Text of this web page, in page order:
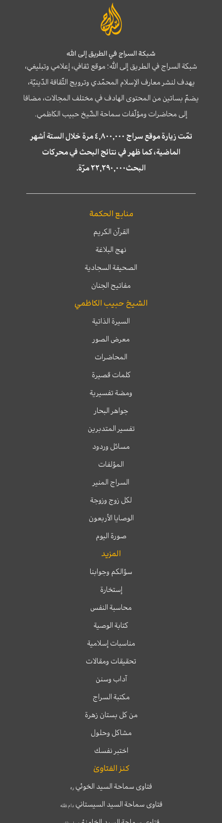
شبكة السراج في الطريق إلى الله
شبكة السراج في الطريق إلى الله؛ موقع ثقافي، إعلامي وتبليغي،
يهدف لنشر معارف الإسلام المحمّدي وترويج الثّقافة الدّينيّة،
يضمّ بساتين من المحتوى الهادف في مختلف المجالات، مضافا
إلى محاضرات ومؤلّفات سماحة الشّيخ حبيب الكاظمي.
تمّت زيارة موقع سراج ٤,٨٠٠,٠٠٠ مرة خلال الستة أشهر
الماضية، كما ظهر في نتائج البحث في محركات
البحث٢٢,٢٩٠,٠٠٠ مرّة.
منابع الحكمة
القرآن الكريم
نهج البلاغة
الصحيفة السجادية
مفاتيح الجنان
الشيخ حبيب الكاظمي
السيرة الذاتية
معرض الصور
المحاضرات
كلمات قصيرة
ومضة تفسيرية
جواهر البحار
تفسير المتدبرين
مسائل وردود
المؤلفات
السراج المنير
لكل زوج وزوجة
الوصايا الأربعون
صورة اليوم
المزيد
سؤالكم وجوابنا
إستخارة
محاسبة النفس
كتابة الوصية
مناسبات إسلامية
تحقيقات ومقالات
آداب وسنن
مكتبة السراج
من كل بستان زهرة
مشاكل وحلول
اختبر نفسك
كنز الفتاوىٰ
فتاوى سماحة السيد الخوئيره
فتاوى سماحة السيد السيستانيدام ظله